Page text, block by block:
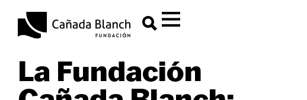
La Fundación